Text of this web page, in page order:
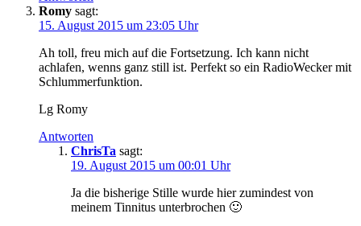
Romy sagt:
15. August 2015 um 23:05 Uhr
Ah toll, freu mich auf die Fortsetzung. Ich kann nicht
achlafen, wenns ganz still ist. Perfekt so ein RadioWecker mit
Schlummerfunktion.
Lg Romy
Antworten
ChrisTa sagt:
19. August 2015 um 00:01 Uhr
Ja die bisherige Stille wurde hier zumindest von
meinem Tinnitus unterbrochen 🙂